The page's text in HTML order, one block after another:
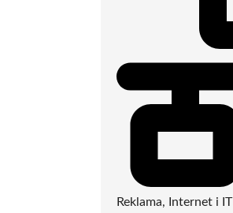
Reklama, Internet i IT